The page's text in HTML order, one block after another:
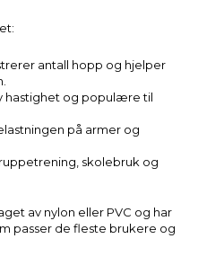
antall hopp og hjelper
hastighet og populære til
på armer og
skolebruk og
av nylon eller PVC og har
passer de fleste brukere og